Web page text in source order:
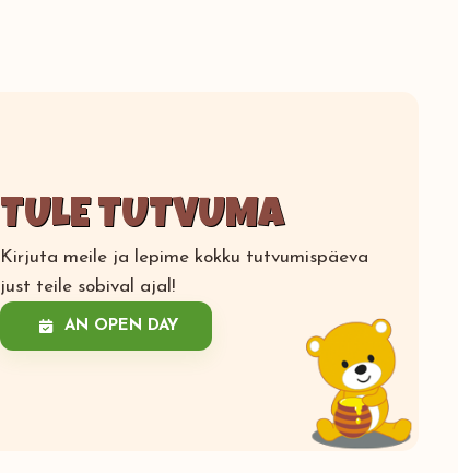
TULE TUTVUMA
Kirjuta meile ja lepime kokku tutvumispäeva
just teile sobival ajal!
AN OPEN DAY